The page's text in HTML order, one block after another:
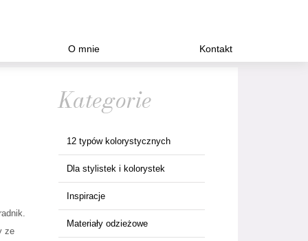
O mnie Kontakt
ze
Kategorie
12 typów kolorystycznych
Dla stylistek i kolorystek
Inspiracje
Materiały odzieżowe